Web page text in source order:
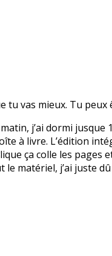
tu vas mieux. Tu
j’ai dormi jusque
à livre. L’édition
ça colle les pages
le matériel, j’ai juste